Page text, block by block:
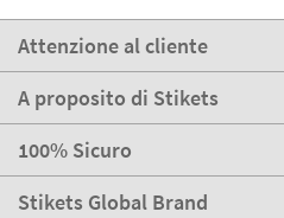
Attenzione al cliente
A proposito di Stikets
100% Sicuro
Stikets Global Brand